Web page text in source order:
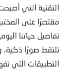
التقنية التي
مقتصرًا على
تفاصيل حياتنا
تلتقط صورًا
التطبيقات التي